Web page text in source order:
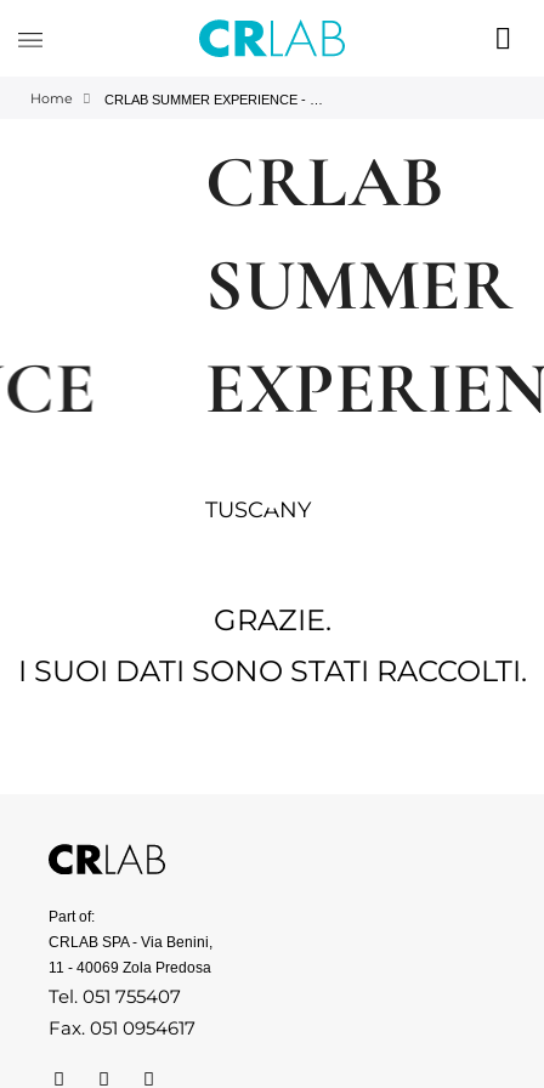
Home
CRLAB
SUMMER
EXPERIENCE
GRAZIE.
I SUOI DATI SONO STATI RACCOLTI.
Part of:
CRLAB SPA - Via Benini,
11 - 40069 Zola Predosa
Tel. 051 755407
Fax. 051 0954617